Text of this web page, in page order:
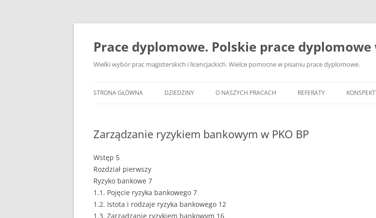
Przejdź
Prace dyplomowe. Polskie prace dyplomowe
Wielki wybór prac magisterskich i licencjackich. Wielce pomocne w pisaniu prace dyplomowe.
STRONA GŁÓWNA DZIEDZINY
BANKOWOŚĆ
EKOLOGIA
EKONOMIA
O NASZYCH PRACACH REFERATY
Zarządzanie ryzykiem bankowym w PKO BP
Wstęp 5
Rozdział pierwszy
Ryzyko bankowe 7
1.1. Pojęcie ryzyka bankowego 7
1.2. Istota i rodzaje ryzyka bankowego 12
1.3. Zarządzanie ryzykiem bankowym 16